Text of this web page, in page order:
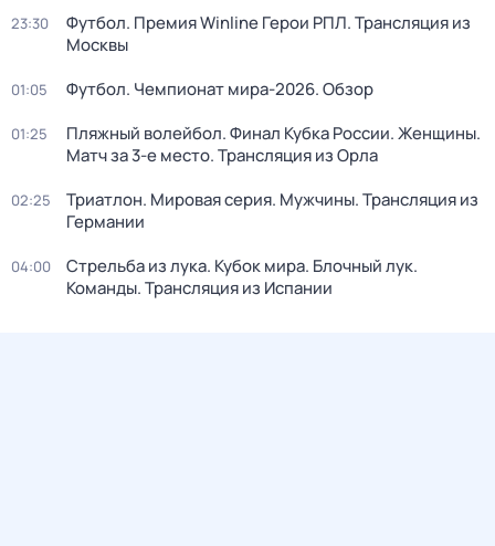
23:30
Футбол. Премия Winline Герои РПЛ. Трансляция из
Москвы
01:05 Футбол. Чемпионат мира-2026. Обзор
01:25
Пляжный волейбол. Финал Кубка России. Женщины.
Матч за 3-е место. Трансляция из Орла
02:25
Триатлон. Мировая серия. Мужчины. Трансляция из
Германии
04:00
Стрельба из лука. Кубок мира. Блочный лук.
Команды. Трансляция из Испании